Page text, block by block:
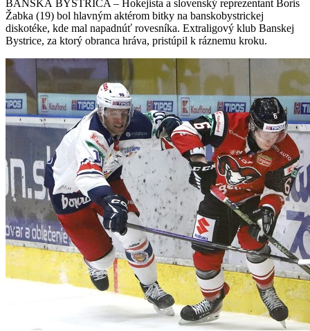
BANSKÁ BYSTRICA – Hokejista a slovenský reprezentant Boris
Žabka (19) bol hlavným aktérom bitky na banskobystrickej
diskotéke, kde mal napadnúť rovesníka. Extraligový klub Banskej
Bystrice, za ktorý obranca hráva, pristúpil k ráznemu kroku.